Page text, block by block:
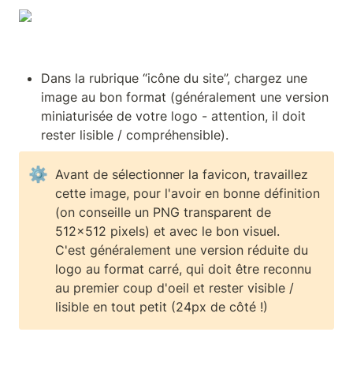
Dans la rubrique “icône du site”, chargez une
image au bon format (généralement une version
miniaturisée de votre logo - attention, il doit
rester lisible / compréhensible).
⚙ Avant de sélectionner la favicon, travaillez
cette image, pour l'avoir en bonne définition
(on conseille un PNG transparent de
512x512 pixels) et avec le bon visuel.
C'est généralement une version réduite du
logo au format carré, qui doit être reconnu
au premier coup d'oeil et rester visible /
lisible en tout petit (24px de côté !)